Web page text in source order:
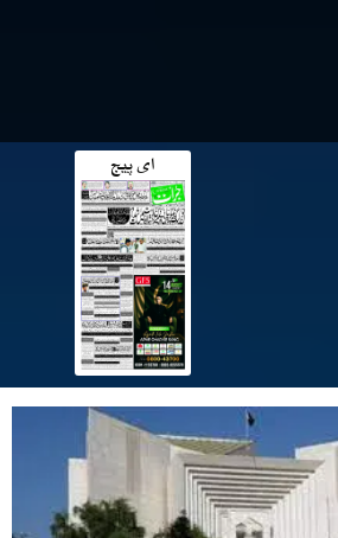
ای پیج